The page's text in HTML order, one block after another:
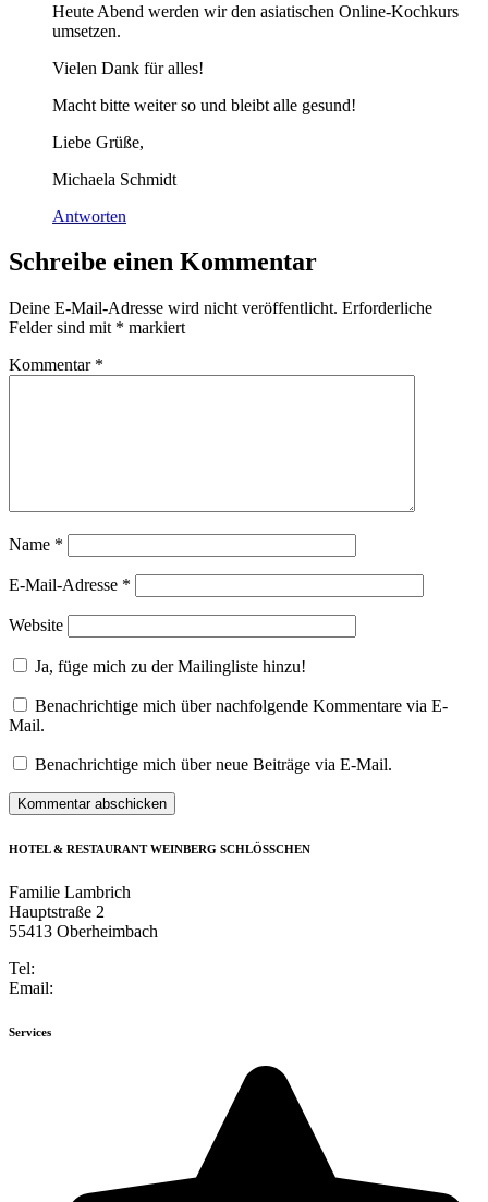
Heute Abend werden wir den asiatischen Online-Kochkurs
umsetzen.
Vielen Dank für alles!
Macht bitte weiter so und bleibt alle gesund!
Liebe Grüße,
Michaela Schmidt
Antworten
Schreibe einen Kommentar
Deine E-Mail-Adresse wird nicht veröffentlicht. Erforderliche
Felder sind mit * markiert
Kommentar *
Name *
E-Mail-Adresse *
Website
Ja, füge mich zu der Mailingliste hinzu!
Benachrichtige mich über nachfolgende Kommentare via E-
Mail.
Benachrichtige mich über neue Beiträge via E-Mail.
HOTEL & RESTAURANT WEINBERG SCHLÖSSCHEN
Familie Lambrich
Hauptstraße 2
55413 Oberheimbach
Tel:
Email:
Services